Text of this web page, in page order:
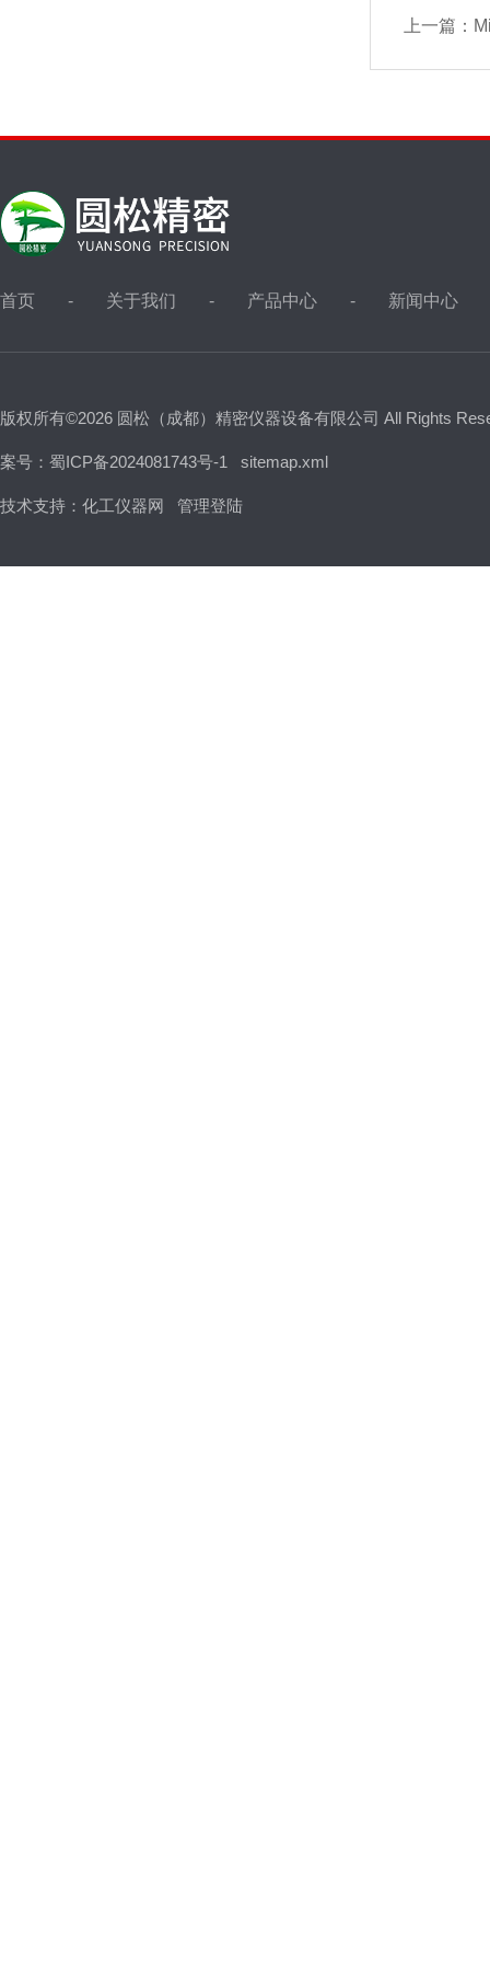
上一篇：
首页 关于我们 产品中心 新闻中心
版权所有©2026 圆松（成都）精密仪器设备有限公司 All Rights
案号：蜀ICP备2024081743号-1 sitemap.xml
技术支持： 化工仪器网 管理登陆